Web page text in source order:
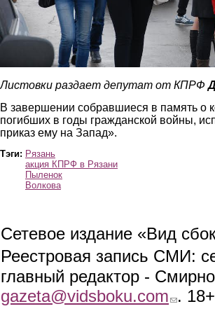
Листовки раздает депутат от КПРФ
В завершении собравшиеся в память о
погибших в годы гражданской войны,
приказ ему на Запад».
Тэги: Рязань
акция КПРФ в Рязани
Пыленок
Волкова
Сетевое издание «Вид
Реестровая запись СМИ:
главный редактор -
gazeta@vidsboku.com (link sends e-
. 18+